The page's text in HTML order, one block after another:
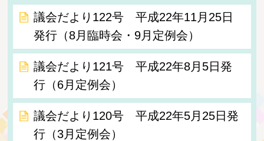
議会だより122号 平成22年11月25日
発行（8月臨時会・9月定例会）
議会だより121号 平成22年8月5日発
行（6月定例会）
議会だより120号 平成22年5月25日発
行（3月定例会）